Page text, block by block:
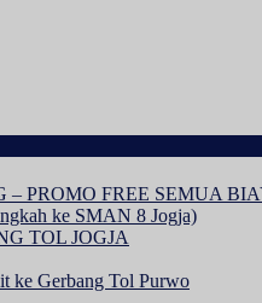
PROMO FREE SEMUA
ke SMAN 8 Jogja)
TOL JOGJA
Gerbang Tol Purwo